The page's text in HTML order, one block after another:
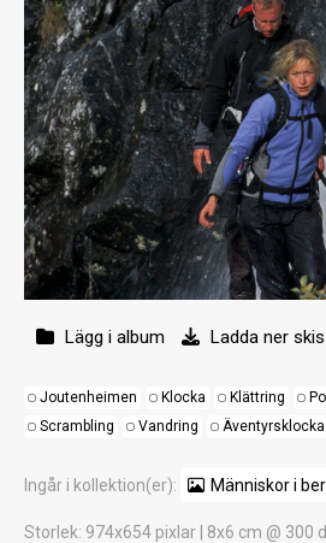
Lägg i album Ladda ner
Joutenheimen Klocka Klättring
Scrambling
Vandring Äventyrsklocka
Ingår i kollektion(er): Människor i
Storlek: 974x654 pixlar | 8x6 cm @ 300